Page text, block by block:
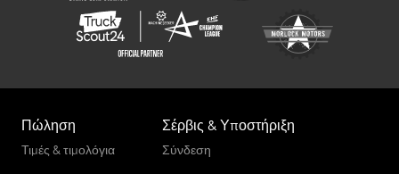
Πώληση
Τιμές & τιμολόγια
Σέρβις & Υποστήριξη
Σύνδεση